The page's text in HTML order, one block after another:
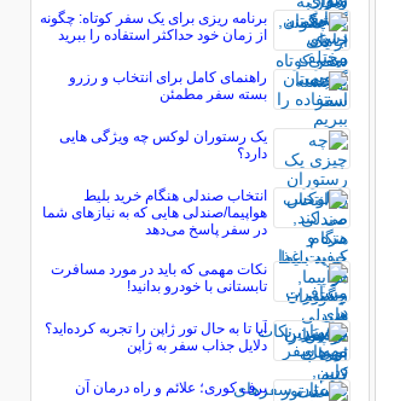
برنامه ریزی برای یک سفر کوتاه: چگونه
از زمان خود حداکثر استفاده را ببرید
راهنمای کامل برای انتخاب و رزرو
بسته سفر مطمئن
یک رستوران لوکس چه ویژگی هایی
دارد؟
انتخاب صندلی هنگام خرید بلیط
هواپیما/صندلی هایی که به نیازهای شما
در سفر پاسخ می‌دهد
نکات مهمی که باید در مورد مسافرت
تابستانی با خودرو بدانید!
آیا تا به حال تور ژاپن را تجربه کرده‌اید؟
دلایل جذاب سفر به ژاپن
برف کوری؛ علائم و راه درمان آن